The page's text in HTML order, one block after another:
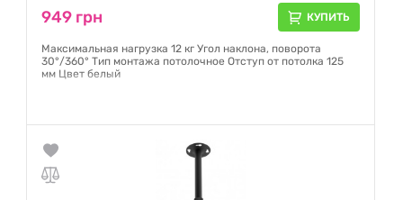
949 грн КУПИТЬ
Максимальная нагрузка 12 кг Угол наклона, поворота
30°/360° Тип монтажа потолочное Отступ от потолка 125
мм Цвет белый